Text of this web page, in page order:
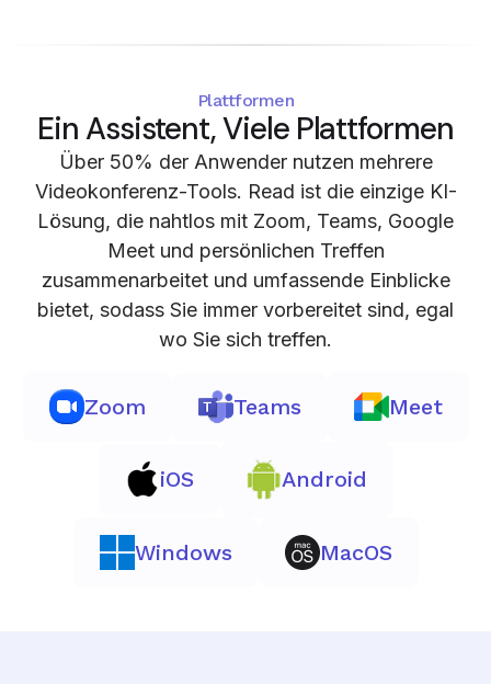
Plattformen
Ein Assistent, Viele Plattformen
Über 50% der Anwender nutzen mehrere
Videokonferenz-Tools. Read ist die einzige KI-
Lösung, die nahtlos mit Zoom, Teams, Google
Meet und persönlichen Treffen
zusammenarbeitet und umfassende Einblicke
bietet, sodass Sie immer vorbereitet sind, egal
wo Sie sich treffen.
Zoom Teams Meet
iOS Android
Windows MacOS